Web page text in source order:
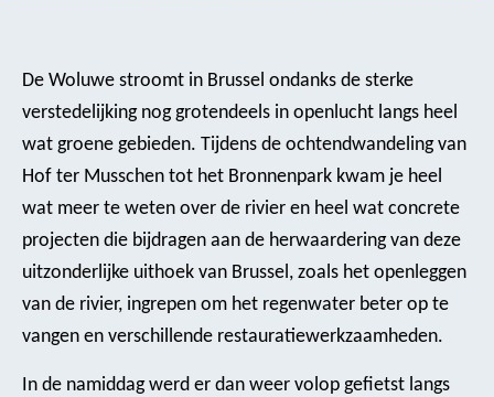
De Woluwe stroomt in Brussel ondanks de sterke
verstedelijking nog grotendeels in openlucht langs heel
wat groene gebieden. Tijdens de ochtendwandeling van
Hof ter Musschen tot het Bronnenpark kwam je heel
wat meer te weten over de rivier en heel wat concrete
projecten die bijdragen aan de herwaardering van deze
uitzonderlijke uithoek van Brussel, zoals het openleggen
van de rivier, ingrepen om het regenwater beter op te
vangen en verschillende restauratiewerkzaamheden.
In de namiddag werd er dan weer volop gefietst langs